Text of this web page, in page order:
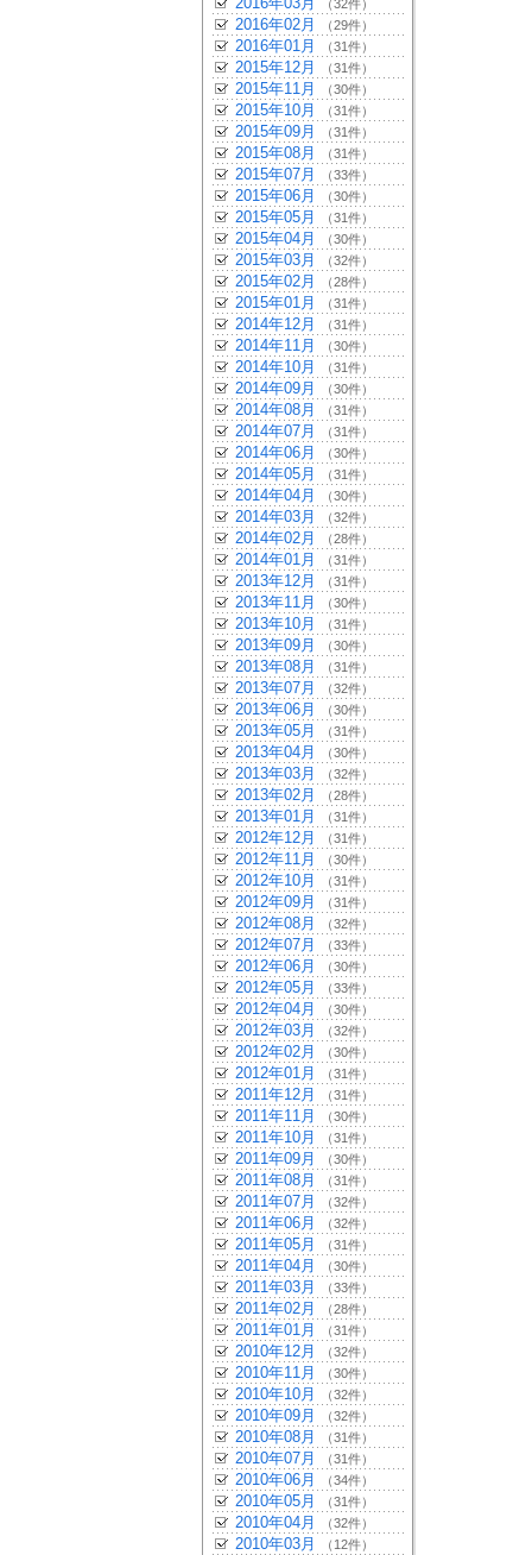
（32件）
2016年02月 （29件）
2016年01月 （31件）
2015年12月 （31件）
2015年11月 （30件）
2015年10月 （31件）
2015年09月 （31件）
2015年08月 （31件）
2015年07月 （33件）
2015年06月 （30件）
2015年05月 （31件）
2015年04月 （30件）
2015年03月 （32件）
2015年02月 （28件）
2015年01月 （31件）
2014年12月 （31件）
2014年11月 （30件）
2014年10月 （31件）
2014年09月 （30件）
2014年08月 （31件）
2014年07月 （31件）
2014年06月 （30件）
2014年05月 （31件）
2014年04月 （30件）
2014年03月 （32件）
2014年02月 （28件）
2014年01月 （31件）
2013年12月 （31件）
2013年11月 （30件）
2013年10月 （31件）
2013年09月 （30件）
2013年08月 （31件）
2013年07月 （32件）
2013年06月 （30件）
2013年05月 （31件）
2013年04月 （30件）
2013年03月 （32件）
2013年02月 （28件）
2013年01月 （31件）
2012年12月 （31件）
2012年11月 （30件）
2012年10月 （31件）
2012年09月 （31件）
2012年08月 （32件）
2012年07月 （33件）
2012年06月 （30件）
2012年05月 （33件）
2012年04月 （30件）
2012年03月 （32件）
2012年02月 （30件）
2012年01月 （31件）
2011年12月 （31件）
2011年11月 （30件）
2011年10月 （31件）
2011年09月 （30件）
2011年08月 （31件）
2011年07月 （32件）
2011年06月 （32件）
2011年05月 （31件）
2011年04月 （30件）
2011年03月 （33件）
2011年02月 （28件）
2011年01月 （31件）
2010年12月 （32件）
2010年11月 （30件）
2010年10月 （32件）
2010年09月 （32件）
2010年08月 （31件）
2010年07月 （31件）
2010年06月 （34件）
2010年05月 （31件）
2010年04月 （32件）
2010年03月 （12件）